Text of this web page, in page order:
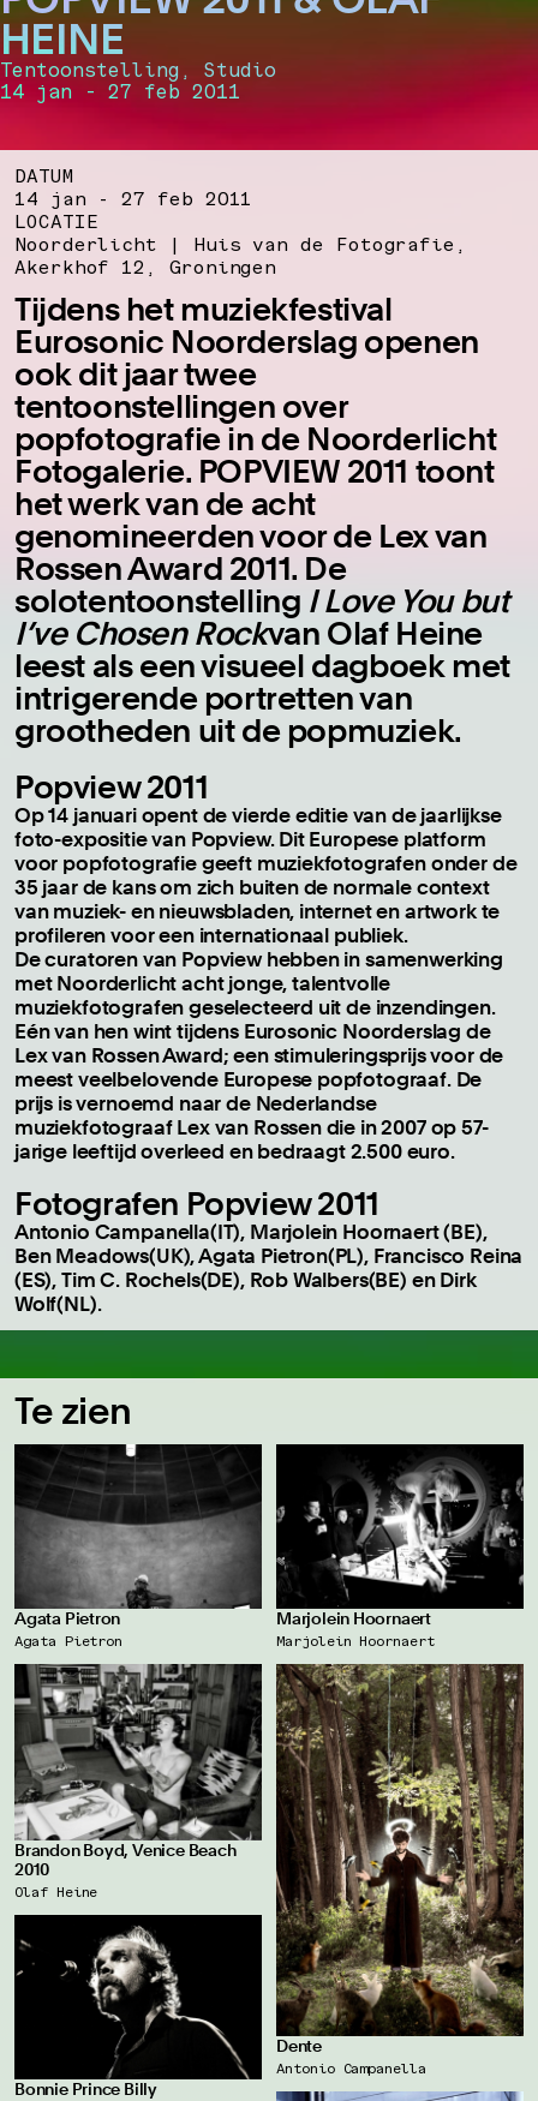
HEINE
Tentoonstelling, Studio
14 jan - 27 feb 2011
DATUM
14 jan - 27 feb 2011
LOCATIE
Noorderlicht | Huis van de Fotografie,
Akerkhof 12, Groningen
Tijdens het muziekfestival
Eurosonic Noorderslag openen
ook dit jaar twee
tentoonstellingen over
popfotografie in de Noorderlicht
Fotogalerie. POPVIEW 2011 toont
het werk van de acht
genomineerden voor de Lex van
Rossen Award 2011. De
solotentoonstelling I Love You but
I’ve Chosen Rockvan Olaf Heine
leest als een visueel dagboek met
intrigerende portretten van
grootheden uit de popmuziek.
Popview 2011
Op 14 januari opent de vierde editie van de jaarlijkse
foto-expositie van Popview. Dit Europese platform
voor popfotografie geeft muziekfotografen onder de
35 jaar de kans om zich buiten de normale context
van muziek- en nieuwsbladen, internet en artwork te
profileren voor een internationaal publiek.
De curatoren van Popview hebben in samenwerking
met Noorderlicht acht jonge, talentvolle
muziekfotografen geselecteerd uit de inzendingen.
Eén van hen wint tijdens Eurosonic Noorderslag de
Lex van Rossen Award; een stimuleringsprijs voor de
meest veelbelovende Europese popfotograaf. De
prijs is vernoemd naar de Nederlandse
muziekfotograaf Lex van Rossen die in 2007 op 57-
jarige leeftijd overleed en bedraagt 2.500 euro.
Fotografen Popview 2011
Antonio Campanella(IT), Marjolein Hoornaert (BE),
Ben Meadows(UK), Agata Pietron(PL), Francisco Reina
(ES), Tim C. Rochels(DE), Rob Walbers(BE) en Dirk
Wolf(NL).
Te zien
Agata Pietron
Agata Pietron
Marjolein Hoornaert
Marjolein Hoornaert
Brandon Boyd, Venice Beach
2010
Olaf Heine
Dente
Antonio Campanella
Bonnie Prince Billy